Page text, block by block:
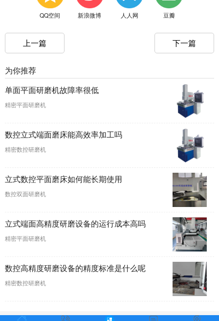
QQ空间 新浪微博 人人网 豆瓣
上一篇 下一篇
为你推荐
单面平面研磨机故障率很低
精密平面研磨机
数控立式端面磨床能高效率加工吗
精密数控研磨机
立式数控平面磨床如何能长期使用
数控双面研磨机
立式端面高精度研磨设备的运行成本高吗
精密平面研磨机
数控高精度研磨设备的精度标准是什么呢
精密数控研磨机